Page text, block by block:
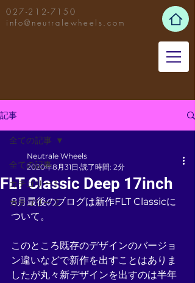
027-212-7150
info@neutralewheels.com
記事
全ての記事
カテゴリー 1
カテゴリー 2
全ての記事
FLT Classic Deep 17inch
Neutrale Wheels
2020年8月31日 読了時間: 2分
8月最後のブログは新作FLT Classicに
ついて。
このところ既存のデザインのバージョ
ン違いなどで新作を出すことはありま
したが丸々新デザインを出すのは半年